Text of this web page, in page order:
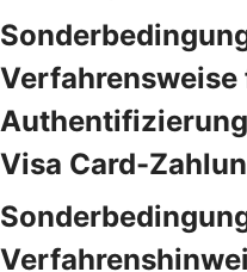
Visa Card-